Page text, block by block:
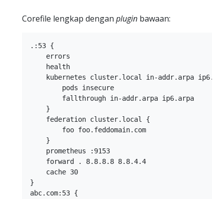
Corefile lengkap dengan plugin bawaan:
.:53 {
    errors
    health
kubernetes cluster.local in-addr.arpa
        pods insecure
        fallthrough in-addr.arpa ip6.arpa
    }
    federation cluster.local {
        foo foo.feddomain.com
    }
    prometheus :9153
    forward . 8.8.8.8 8.8.4.4
    cache 30
}
abc.com:53 {